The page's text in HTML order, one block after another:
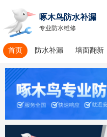
啄木鸟防水补漏
专业防水维修
首页 防水补漏 墙面翻新